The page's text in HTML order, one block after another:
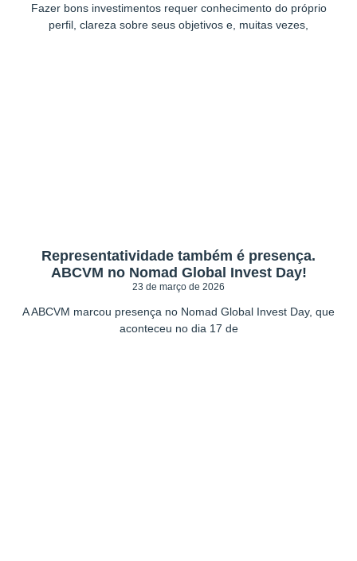
Fazer bons investimentos requer conhecimento do próprio
perfil, clareza sobre seus objetivos e, muitas vezes,
Representatividade também é presença.
ABCVM no Nomad Global Invest Day!
23 de março de 2026
A ABCVM marcou presença no Nomad Global Invest Day, que
aconteceu no dia 17 de